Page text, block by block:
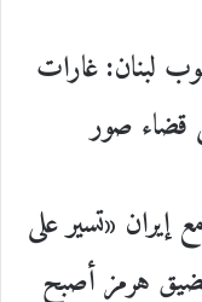
لبنان: غارات
قضاء صور
إيران «تسير على
هرمز أصبح